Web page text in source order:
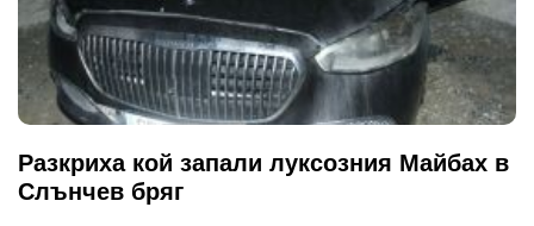
Разкриха кой запали луксозния Майбах в
Слънчев бряг